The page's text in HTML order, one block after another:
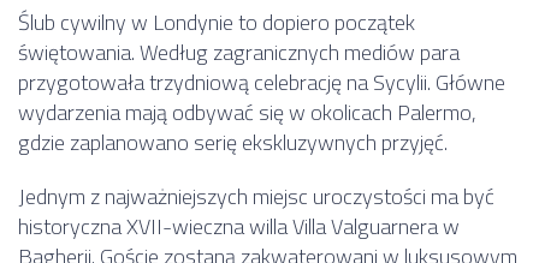
Ślub cywilny w Londynie to dopiero początek
świętowania. Według zagranicznych mediów para
przygotowała trzydniową celebrację na Sycylii. Główne
wydarzenia mają odbywać się w okolicach Palermo,
gdzie zaplanowano serię ekskluzywnych przyjęć.
Jednym z najważniejszych miejsc uroczystości ma być
historyczna XVII-wieczna willa Villa Valguarnera w